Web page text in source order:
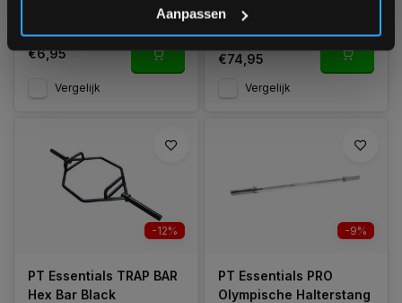
Aanpassen
€6,95
Vergelijk
€74,95
Vergelijk
-12%
PT Essentials TRAP BAR
Hex Bar Black
-9%
PT Essentials PRO
Olympische Halterstang